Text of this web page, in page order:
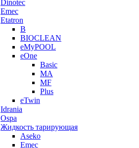
Dinotec
Emec
Etatron
B
BIOCLEAN
eMyPOOL
eOne
Basic
MA
MF
Plus
eTwin
Idrania
Ospa
Жидкость тарирующая
Aseko
Emec